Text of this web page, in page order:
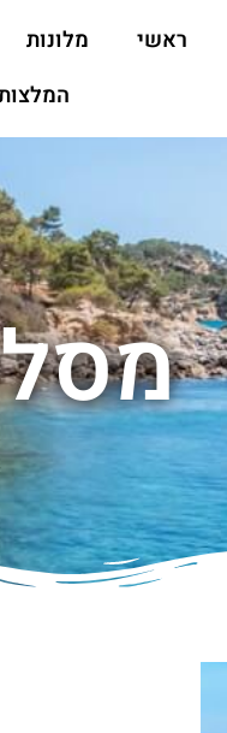
ראשי מלונות